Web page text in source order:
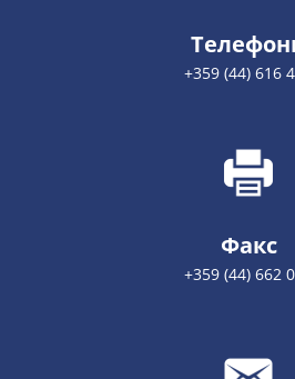
+359 (44) 616
Факс
+359 (44) 662